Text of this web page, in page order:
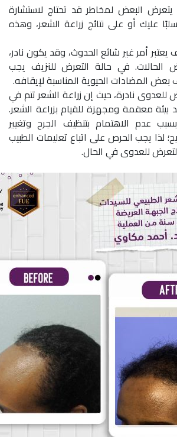
البعض لمخاطر قد تحتاج لاستشارة
عليك أو على نتائج زراعة الشعر، وهذه
يعتبر أمر غير شائع الحدوث، وقد يكون نادر،
الحالات. في حالة التعرض للنزيف يجب
بعض المضادات الحيوية المناسبة لإيقافه.
للعدوى نادرة، حيث إن زراعة الشعر تتم في
معقمة ومجهزة للقيام بزراعة الشعر.
عدم الاهتمام بتنظيف الجرح وتغيير
لذا يجب الحرص على اتباع تعليمات الطبيب
للعدوى في الحال.